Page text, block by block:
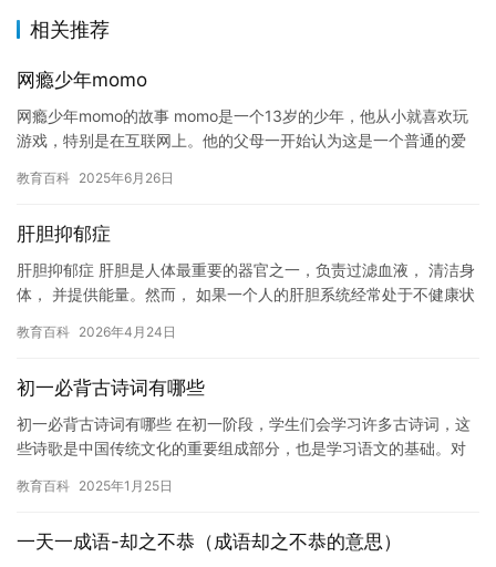
相关推荐
网瘾少年momo
网瘾少年momo的故事 momo是一个13岁的少年，他从小就喜欢玩
游戏，特别是在互联网上。他的父母一开始认为这是一个普通的爱
教育百科 2025年6月26日
肝胆抑郁症
肝胆抑郁症 肝胆是人体最重要的器官之一，负责过滤血液， 清洁身
体， 并提供能量。然而， 如果一个人的肝胆系统经常处于不健康状
教育百科 2026年4月24日
初一必背古诗词有哪些
初一必背古诗词有哪些 在初一阶段，学生们会学习许多古诗词，这
些诗歌是中国传统文化的重要组成部分，也是学习语文的基础。对
文化…
教育百科 2025年1月25日
一天一成语-却之不恭（成语却之不恭的意思）